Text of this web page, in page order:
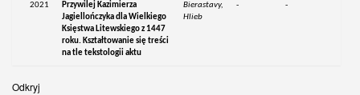
2021
Przywilej Kazimierza
Jagiellończyka dla Wielkiego
Księstwa Litewskiego z 1447
roku. Kształtowanie się treści
na tle tekstologii aktu
Bierastavy,
Hlieb
- -
Odkryj